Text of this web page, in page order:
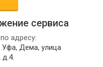
сервиса
адресу:
Уфа, Дема, улица
д.4.